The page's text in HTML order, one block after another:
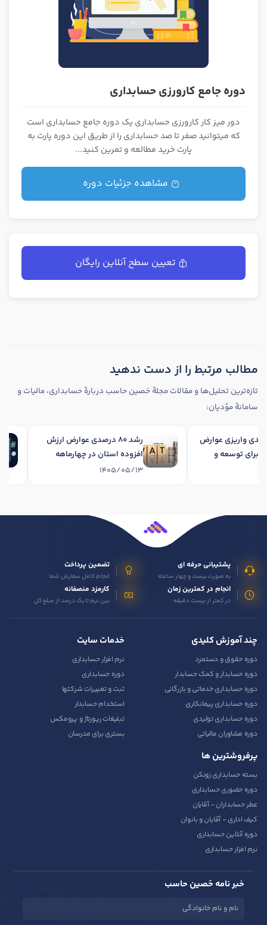
دوره جامع کارورزی حسابداری
دور میز کار کارورزی حسابداری یک دوره جامع حسابداری است
که میتوانید صفر تا صد حسابداری را از طریق این دوره پارت به
پارت خرید مطالعه و تمرین کنید...
مشاهده جزئیات دوره
تعیین سطح آنلاین رایگان
مطالب مرتبط را از دست ندهید
تازه‌ترین تحلیل‌ها و مقالات مجلهٔ حَصین حاسب دربارهٔ حسابداری، مالیات و
سامانهٔ مؤدیان:
رشد 34 درصدی واریزی عوارض
برای توسعه و
رشد 80 درصدی عوارض ارزش
افزوده استان در چهارماهه
نخست 1405
1405/05/13
پشتیبانی حرفه ای
به صورت بیست و چهار ساعته
تضمین پرداخت
انجام کامل سفارش شما
انجام در کمترین زمان
در کمتر از بیست دقیقه
کارمزد منصفانه
بین نیم تا یک درصد از مبلغ کل
چند آموزش کلیدی
دوره حقوق و دستمزد
دوره حسابدار و کمک حسابدار
دوره حسابداری خدماتی و بازرگانی
دوره حسابداری پیمانکاری
دوره حسابداری تولیدی
دوره مشاوران مالیاتی
خدمات سایت
نرم افزار حسابداری
دوره حسابداری
ثبت و تغییرات شرکتها
استخدام حسابدار
تبلیغات رپورتاژ و پرومکس
بستری برای مدرسان
پرفروشترین ها
بسته حسابداری زونکن
دوره حضوری حسابداری
عطر حسابداران - آقایان
کیف اداری - آقایان و بانوان
دوره آنلاین حسابداری
نرم افزار حسابداری
خبر نامه حَصین حاسب